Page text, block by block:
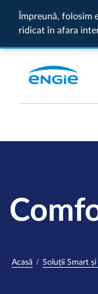
Împreună, folosim
ridicat în afara
Acasă Soluții Smart